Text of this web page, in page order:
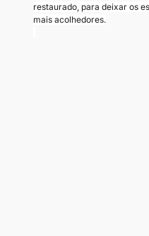
restaurado, para deixar os
mais acolhedores.